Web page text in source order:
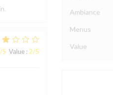
/5 Value: 2/5
Ambiance
Menus
Value